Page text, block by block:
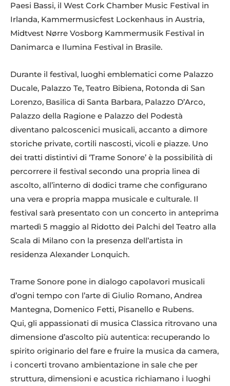
Paesi Bassi, il West Cork Chamber Music Festival in
Irlanda, Kammermusicfest Lockenhaus in Austria,
Midtvest Nørre Vosborg Kammermusik Festival in
Danimarca e Ilumina Festival in Brasile.
Durante il festival, luoghi emblematici come Palazzo
Ducale, Palazzo Te, Teatro Bibiena, Rotonda di San
Lorenzo, Basilica di Santa Barbara, Palazzo D’Arco,
Palazzo della Ragione e Palazzo del Podestà
diventano palcoscenici musicali, accanto a dimore
storiche private, cortili nascosti, vicoli e piazze. Uno
dei tratti distintivi di ‘Trame Sonore’ è la possibilità di
percorrere il festival secondo una propria linea di
ascolto, all’interno di dodici trame che configurano
una vera e propria mappa musicale e culturale. Il
festival sarà presentato con un concerto in anteprima
martedì 5 maggio al Ridotto dei Palchi del Teatro alla
Scala di Milano con la presenza dell’artista in
residenza Alexander Lonquich.
Trame Sonore pone in dialogo capolavori musicali
d’ogni tempo con l’arte di Giulio Romano, Andrea
Mantegna, Domenico Fetti, Pisanello e Rubens.
Qui, gli appassionati di musica Classica ritrovano una
dimensione d’ascolto più autentica: recuperando lo
spirito originario del fare e fruire la musica da camera,
i concerti trovano ambientazione in sale che per
struttura, dimensioni e acustica richiamano i luoghi